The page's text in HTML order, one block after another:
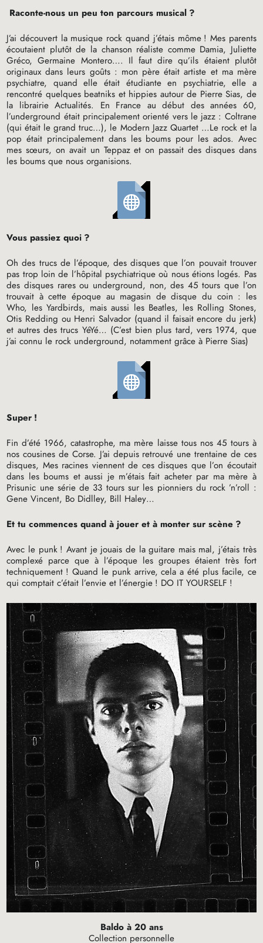
Raconte-nous un peu ton parcours musical ?
J’ai découvert la musique rock quand j’étais môme ! Mes parents
écoutaient plutôt de la chanson réaliste comme Damia, Juliette
Gréco, Germaine Montero…. Il faut dire qu’ils étaient plutôt
originaux dans leurs goûts : mon père était artiste et ma mère
psychiatre, quand elle était étudiante en psychiatrie, elle a
rencontré quelques beatniks et hippies autour de Pierre Sias, de
la librairie Actualités. En France au début des années 60,
l’underground était principalement orienté vers le jazz : Coltrane
(qui était le grand truc…), le Modern Jazz Quartet …Le rock et la
pop était principalement dans les boums pour les ados. Avec
mes sœurs, on avait un Teppaz et on passait des disques dans
les boums que nous organisions.
Vous passiez quoi ?
Oh des trucs de l’époque, des disques que l’on pouvait trouver
pas trop loin de l’hôpital psychiatrique où nous étions logés. Pas
des disques rares ou underground, non, des 45 tours que l’on
trouvait à cette époque au magasin de disque du coin : les
Who, les Yardbirds, mais aussi les Beatles, les Rolling Stones,
Otis Redding ou Henri Salvador (quand il faisait encore du jerk)
et autres des trucs YéYé… (C’est bien plus tard, vers 1974, que
j’ai connu le rock underground, notamment grâce à Pierre Sias)
Super !
Fin d’été 1966, catastrophe, ma mère laisse tous nos 45 tours à
nos cousines de Corse. J’ai depuis retrouvé une trentaine de ces
disques, Mes racines viennent de ces disques que l’on écoutait
dans les boums et aussi je m’étais fait acheter par ma mère à
Prisunic une série de 33 tours sur les pionniers du rock ’n’roll :
Gene Vincent, Bo Didlley, Bill Haley…
Et tu commences quand à jouer et à monter sur scène ?
Avec le punk ! Avant je jouais de la guitare mais mal, j’étais très
complexé parce que à l’époque les groupes étaient très fort
techniquement ! Quand le punk arrive, cela a été plus facile, ce
qui comptait c’était l’envie et l’énergie ! DO IT YOURSELF !
Baldo à 20 ans
Collection personnelle